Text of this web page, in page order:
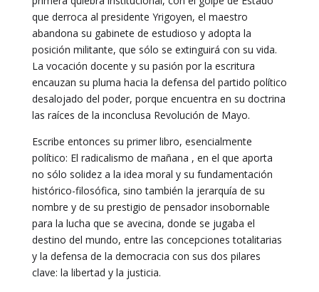
que derroca al presidente Yrigoyen, el maestro
abandona su gabinete de estudioso y adopta la
posición militante, que sólo se extinguirá con su vida.
La vocación docente y su pasión por la escritura
encauzan su pluma hacia la defensa del partido político
desalojado del poder, porque encuentra en su doctrina
las raíces de la inconclusa Revolución de Mayo.
Escribe entonces su primer libro, esencialmente
político: El radicalismo de mañana , en el que aporta
no sólo solidez a la idea moral y su fundamentación
histórico-filosófica, sino también la jerarquía de su
nombre y de su prestigio de pensador insobornable
para la lucha que se avecina, donde se jugaba el
destino del mundo, entre las concepciones totalitarias
y la defensa de la democracia con sus dos pilares
clave: la libertad y la justicia.